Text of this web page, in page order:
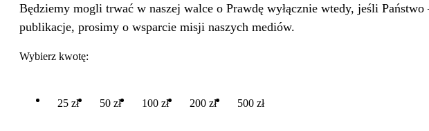
Będziemy mogli trwać w naszej walce o Prawdę wyłącznie wtedy, jeśli
publikacje, prosimy o wsparcie misji naszych mediów.
Wybierz kwotę:
25 zł 50 zł 100 zł 200 zł 500 zł